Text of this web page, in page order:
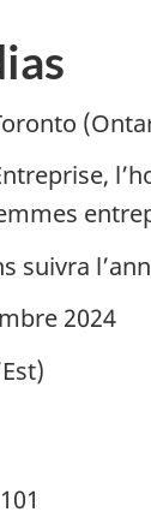
suivra
2024